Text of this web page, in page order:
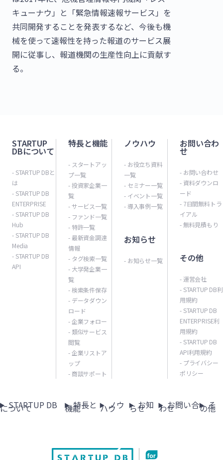
キューナウ」と「緊急情報速報サービス」を
共同開発することを発表するなど、今後も機
械を使って速報性を持った報道のサービス展
開に従事し、報道機関の生産性向上に貢献す
る。
STARTUP
DBについて
- STARTUP DBと
は
- STARTUP DB
ENTERPRISE
- STARTUP DB
Hub
- STARTUP DB
Media
- STARTUP DB
API
特長と機能
- スタートアッ
プ一覧
- 投資家企業一
覧
- サービス一覧
- ファンド一覧
- 特許一覧
- 最新資金調達
情報
- タグ検索一覧
- 大学発企業一
覧
- 検索条件保存
- データダウン
ロード
- 企業フォロー
- 類似サービス
閲覧
- 企業リストア
ップ
- 商談サポート
ノウハウ
- お役立ち資料
一覧
- セミナー一覧
- イベント一覧
- 導入事例一覧
お知らせ
- お知らせ一覧
お問い合わ
せ
- お問い合わせ
- 資料ダウンロ
ード
- 7日間無料トラ
イアル
- 無料見積もり
その他
- 運営会社
- STARTUP DB利
用規約
- STARTUP DB
ENTERPRISE利
用規約
- STARTUP DB
API利用規約
- プライバシー
ポリシー
STARTUP DB
について 特長と
機能 ノウ
ハウ お知
らせ お問い合
わせ そ
の他